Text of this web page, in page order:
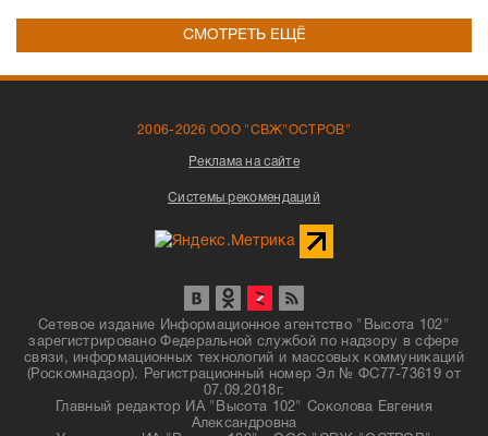
СМОТРЕТЬ ЕЩЁ
2006-2026 ООО "СВЖ"ОСТРОВ"
Реклама на сайте
Системы рекомендаций
Сетевое издание Информационное агентство "Высота 102"
зарегистрировано Федеральной службой по надзору в сфере
связи, информационных технологий и массовых коммуникаций
(Роскомнадзор). Регистрационный номер Эл № ФС77-73619 от
07.09.2018г.
Главный редактор ИА "Высота 102" Соколова Евгения
Александровна